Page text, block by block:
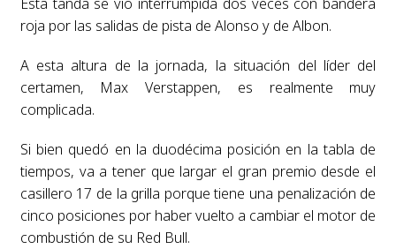
roja por las salidas de pista de Alonso y de Albon.
A esta altura de la jornada, la situación del líder del
certamen, Max Verstappen, es realmente muy
complicada.
Si bien quedó en la duodécima posición en la tabla de
tiempos, va a tener que largar el gran premio desde el
casillero 17 de la grilla porque tiene una penalización de
cinco posiciones por haber vuelto a cambiar el motor de
combustión de su Red Bull.